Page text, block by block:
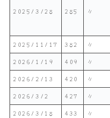
2025/3/28 285 〃
2025/11/17
382 〃
2026/1/19
409 〃
2026/2/13
420 〃
2026/3/2
427 〃
2026/3/18
433 〃